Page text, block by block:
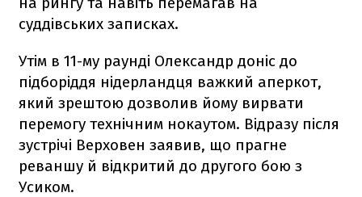
суддівських записках.
Утім в 11-му раунді Олександр доніс до
підборіддя нідерландця важкий аперкот,
який зрештою дозволив йому вирвати
перемогу технічним нокаутом. Відразу після
зустрічі Верховен заявив, що прагне
реваншу й відкритий до другого бою з
Усиком.